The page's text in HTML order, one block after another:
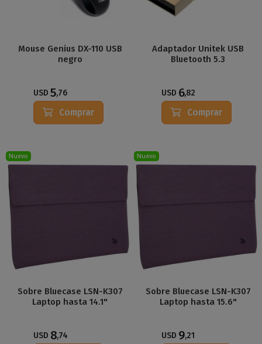
Mouse Genius DX-110 USB
negro
USD 5,76
Comprar
Adaptador Unitek USB
Bluetooth 5.3
USD 6,82
Comprar
Nuevo
Sobre Bluecase LSN-K307
Laptop hasta 14.1"
USD 8,74
Nuevo
Sobre Bluecase LSN-K307
Laptop hasta 15.6"
USD 9,21